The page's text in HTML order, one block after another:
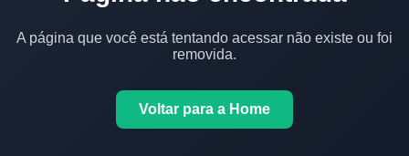
A página que você está tentando acessar não existe ou foi
removida.
Voltar para a Home